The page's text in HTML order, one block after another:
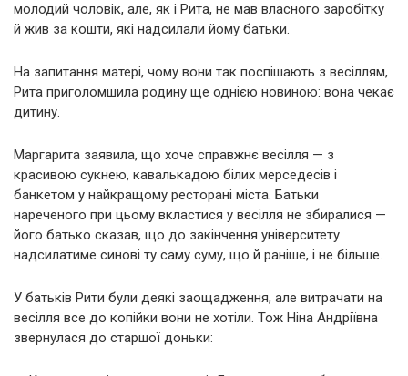
молодий чоловік, але, як і Рита, не мав власного заробітку
й жив за кошти, які надсилали йому батьки.
На запитання матері, чому вони так поспішають з весіллям,
Рита приголомшила родину ще однією новиною: вона чекає
дитину.
Маргарита заявила, що хоче справжнє весілля — з
красивою сукнею, кавалькадою білих мерседесів і
банкетом у найкращому ресторані міста. Батьки
нареченого при цьому вкластися у весілля не збиралися —
його батько сказав, що до закінчення університету
надсилатиме синові ту саму суму, що й раніше, і не більше.
У батьків Рити були деякі заощадження, але витрачати на
весілля все до копійки вони не хотіли. Тож Ніна Андріївна
звернулася до старшої доньки: